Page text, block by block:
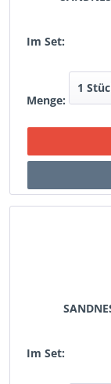
Im Set:
Menge:
Im Set: